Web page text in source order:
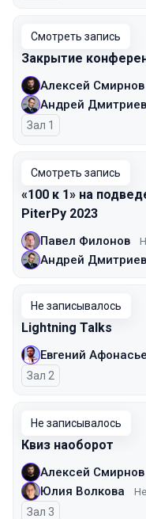
Смотреть запись
Закрытие
Алексей Смирнов
Андрей Дмитриев
Зал 1
Смотреть запись
«100 к 1» на
PiterPy 2023
Павел Филонов
Андрей Дмитриев
Не записывалось
Lightning Talks
Евгений
Зал 2
Не записывалось
Квиз наоборот
Алексей Смирнов
Юлия Волкова
Зал 3